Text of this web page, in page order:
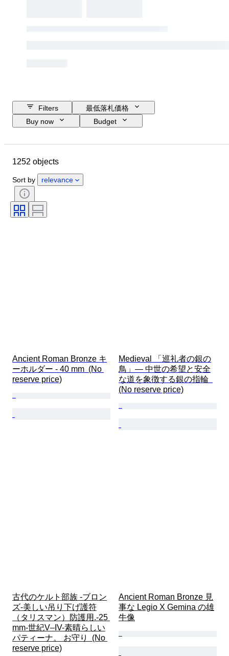
Filters
最低落札価格
Buy now
Budget
Country of origin
コンディション
鑑定書
署名
カット
1252 objects
Sort by relevance
Ancient Roman Bronze キ
ーホルダー - 40 mm  (No
reserve price)
Medieval 「巡礼者の銀の
鳥」— 中世の希望と安全
な道を象徴する銀の指輪
(No reserve price)
古代のケルト部族 -ブロン
ズ-美しい吊り下げ護符
（タリスマン）防護用.-25
mm-世紀V–IV-素晴らしい
パティーナ。 お守り  (No
reserve price)
Ancient Roman Bronze 見
事な Legio X Gemina の雄
牛像